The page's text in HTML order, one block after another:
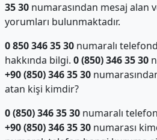
35 30numarasından mesaj alan
yorumları bulunmaktadır.
0 850 346 35 30numaralı
hakkında bilgi. 0 (850) 346 35 30
+90 (850) 346 35 30
atan kişi kimdir?
0 (850) 346 35 30numaralı
+90 (850) 346 35 30numarası